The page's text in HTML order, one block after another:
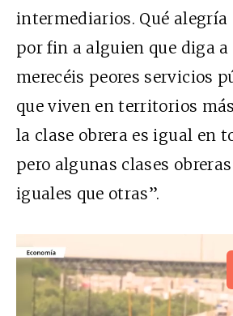
intermediarios. Qué
por fin a alguien que diga a
merecéis peores servicios
que viven en territorios
la clase obrera es igual en
pero algunas clases
iguales que otras”.